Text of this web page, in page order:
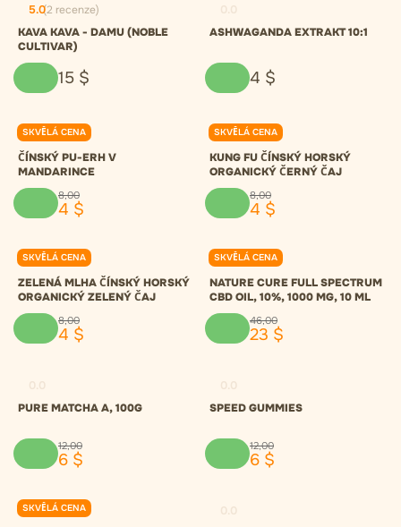
5.0(2 recenze)
KAVA KAVA - DAMU (NOBLE
CULTIVAR)
15 $
ASHWAGANDA EXTRAKT 10:1
4 $
SKVĚLÁ CENA
0.0
ČÍNSKÝ PU-ERH V
MANDARINCE
8,00
4 $
SKVĚLÁ CENA
0.0
KUNG FU ČÍNSKÝ HORSKÝ
ORGANICKÝ ČERNÝ ČAJ
8,00
4 $
SKVĚLÁ CENA
0.0
ZELENÁ MLHA ČÍNSKÝ HORSKÝ
ORGANICKÝ ZELENÝ ČAJ
8,00
4 $
SKVĚLÁ CENA
0.0
NATURE CURE FULL SPECTRUM
CBD OIL, 10%, 1000 MG, 10 ML
46,00
23 $
PURE MATCHA A, 100G
12,00
6 $
SPEED GUMMIES
12,00
6 $
SKVĚLÁ CENA
0.0